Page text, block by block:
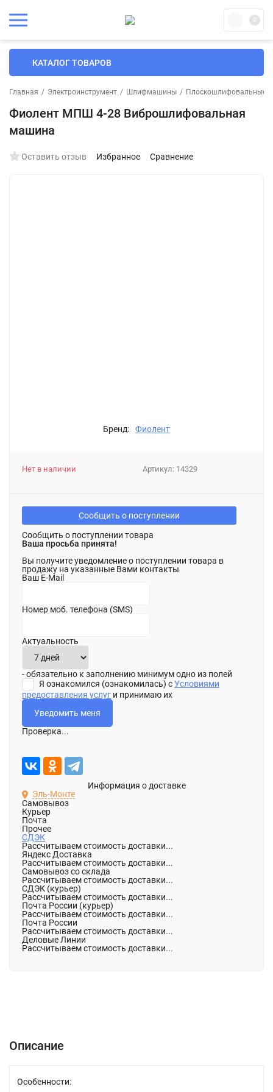
0
КАТАЛОГ ТОВАРОВ
Главная / Электроинструмент / Шлифмашины / Плоскошлифовальные
Фиолент МПШ 4-28 Виброшлифовальная
машина
Оставить отзыв Избранное Сравнение
Бренд: Фиолент
Артикул: 14329
Нет в наличии
Сообщить о поступлении
Сообщить о поступлении товара
Ваша просьба принята!
Вы получите уведомление о поступлении товара в
продажу на указанные Вами контакты
Ваш E-Mail
Номер моб. телефона (SMS)
Актуальность
- обязательно к заполнению минимум одно из полей
Я ознакомился (ознакомилась) сУсловиями
предоставления услуг и принимаю их
Проверка...
Информация о доставке
Эль-Монте
Самовывоз
Курьер
Почта
Прочее
СДЭК
Рассчитываем стоимость доставки...
Яндекс Доставка
Рассчитываем стоимость доставки...
Самовывоз со склада
Рассчитываем стоимость доставки...
СДЭК (курьер)
Рассчитываем стоимость доставки...
Почта России (курьер)
Рассчитываем стоимость доставки...
Почта России
Рассчитываем стоимость доставки...
Деловые Линии
Рассчитываем стоимость доставки...
Описание
Особенности: